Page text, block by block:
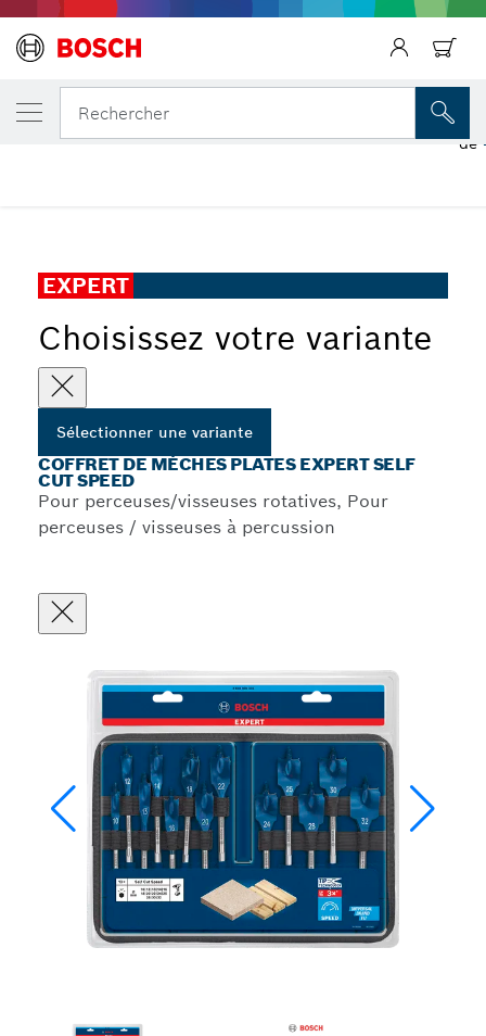
Rechercher
EXPERT
Choisissez votre variante
Sélectionner une variante
COFFRET DE MÈCHES PLATES EXPERT SELF
CUT SPEED
Pour perceuses/visseuses rotatives, Pour
perceuses / visseuses à percussion
VOTRE VARIANTE SÉLECTIONNÉE
Coffret de mèches plates EXPERT Self
de